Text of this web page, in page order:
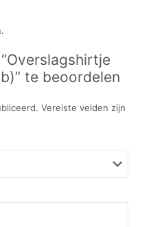
te beoordelen
Vereiste velden zijn